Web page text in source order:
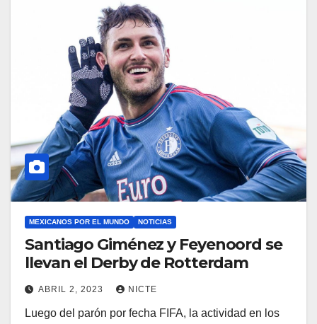
MEXICANOS POR EL MUNDO NOTICIAS
Santiago Giménez y Feyenoord se
llevan el Derby de Rotterdam
ABRIL 2, 2023 NICTE
Luego del parón por fecha FIFA, la actividad en los